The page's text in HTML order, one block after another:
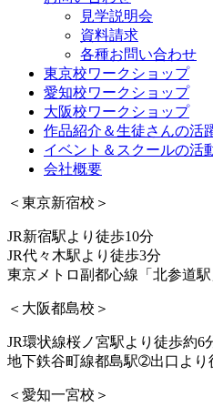
見学説明会
資料請求
各種お問い合わせ
東京校ワークショップ
愛知校ワークショップ
大阪校ワークショップ
作品紹介＆生徒さんの活
イベント＆スクールの活
会社概要
＜東京新宿校＞
JR新宿駅より徒歩10分
JR代々木駅より徒歩3分
東京メトロ副都心線「北参道
＜大阪都島校＞
JR環状線桜ノ宮駅より徒歩約6
地下鉄谷町線都島駅➁出口より
＜愛知一宮校＞